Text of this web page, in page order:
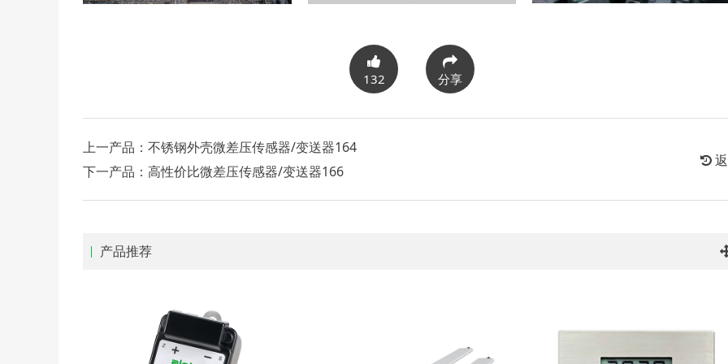
132 分享
上一产品： 不锈钢外壳微差压传感器/变送器164
下一产品： 高性价比微差压传感器/变送器166
产品推荐